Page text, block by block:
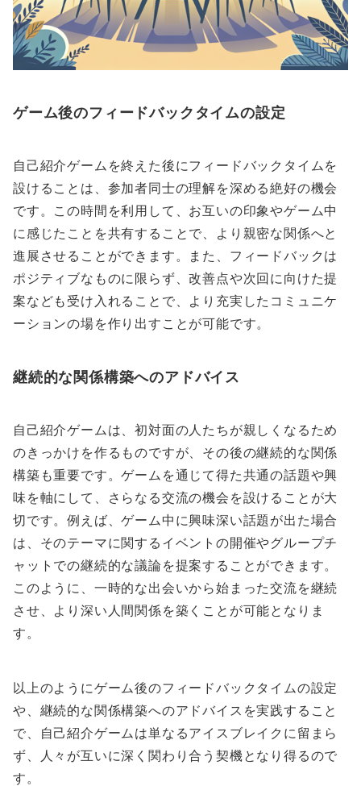
ゲーム後のフィードバックタイムの設定
自己紹介ゲームを終えた後にフィードバックタイムを
設けることは、参加者同士の理解を深める絶好の機会
です。この時間を利用して、お互いの印象やゲーム中
に感じたことを共有することで、より親密な関係へと
進展させることができます。また、フィードバックは
ポジティブなものに限らず、改善点や次回に向けた提
案なども受け入れることで、より充実したコミュニケ
ーションの場を作り出すことが可能です。
継続的な関係構築へのアドバイス
自己紹介ゲームは、初対面の人たちが親しくなるため
のきっかけを作るものですが、その後の継続的な関係
構築も重要です。ゲームを通じて得た共通の話題や興
味を軸にして、さらなる交流の機会を設けることが大
切です。例えば、ゲーム中に興味深い話題が出た場合
は、そのテーマに関するイベントの開催やグループチ
ャットでの継続的な議論を提案することができます。
このように、一時的な出会いから始まった交流を継続
させ、より深い人間関係を築くことが可能となりま
す。
以上のようにゲーム後のフィードバックタイムの設定
や、継続的な関係構築へのアドバイスを実践すること
で、自己紹介ゲームは単なるアイスブレイクに留まら
ず、人々が互いに深く関わり合う契機となり得るので
す。